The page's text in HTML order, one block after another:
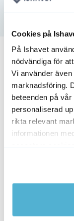
Cookies på
På Ishavet
nödvändiga för
Vi använder
marknadsföring.
beteenden på
personaliserad
rikta relevant
informationen
Fråga om
Andra
PAKETPRIS
5050kr Det